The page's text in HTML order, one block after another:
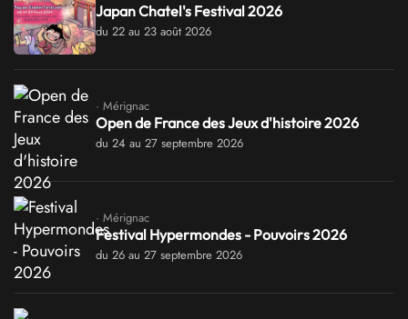
Japan Chatel's Festival 2026
du 22 au 23 août 2026
· Mérignac
Open de France des Jeux d'histoire 2026
du 24 au 27 septembre 2026
· Mérignac
Festival Hypermondes - Pouvoirs 2026
du 26 au 27 septembre 2026